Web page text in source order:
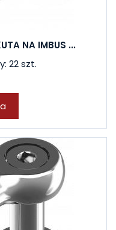
NA IMBUS ...
22 szt.